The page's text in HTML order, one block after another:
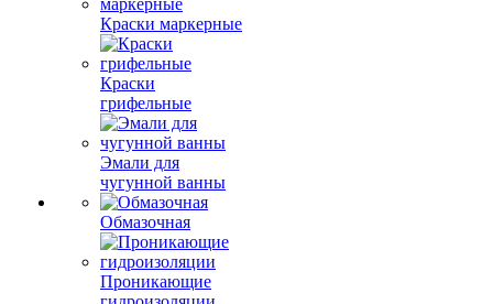
Краски маркерные
Краски
грифельные
Эмали для
чугунной ванны
Обмазочная
Проникающие